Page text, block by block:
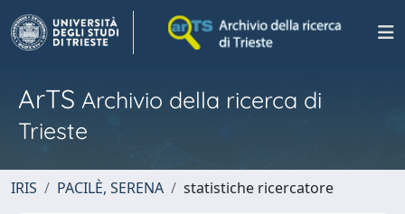
ArTS Archivio della ricerca di
Trieste
IRIS PACILÈ, SERENA statistiche ricercatore